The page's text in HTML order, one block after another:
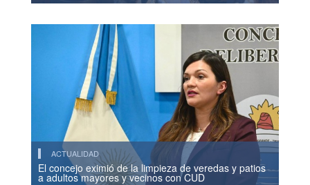
ACTUALIDAD
El concejo eximió de la limpieza de veredas y patios
a adultos mayores y vecinos con CUD